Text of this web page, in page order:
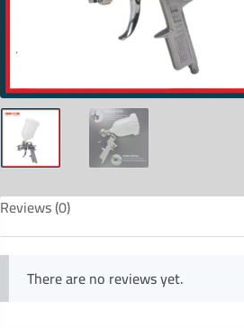
Reviews (0)
There are no reviews yet.